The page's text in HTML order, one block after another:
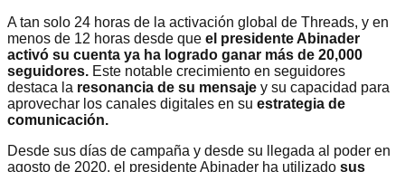
A tan solo 24 horas de la activación global de Threads, y en
menos de 12 horas desde que el presidente Abinader
activó su cuenta ya ha logrado ganar más de 20,000
seguidores. Este notable crecimiento en seguidores
destaca la resonancia de su mensaje y su capacidad para
aprovechar los canales digitales en su estrategia de
comunicación.
Desde sus días de campaña y desde su llegada al poder en
agosto de 2020, el presidente Abinader ha utilizado sus